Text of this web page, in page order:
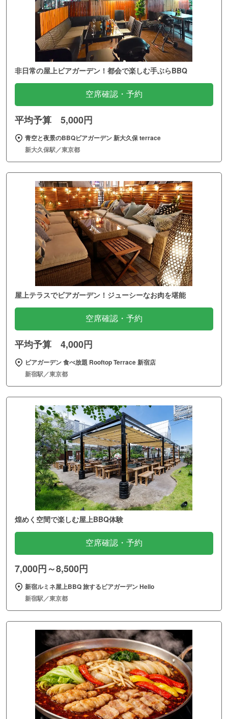
非日常の屋上ビアガーデン！都会で楽しむ手ぶらBBQ
空席確認・予約
平均予算 5,000円
青空と夜景のBBQビアガーデン 新大久保 terrace
新大久保駅／東京都
屋上テラスでビアガーデン！ジューシーなお肉を堪能
空席確認・予約
平均予算 4,000円
ビアガーデン 食べ放題 Rooftop Terrace 新宿店
新宿駅／東京都
煌めく空間で楽しむ屋上BBQ体験
空席確認・予約
7,000円～8,500円
新宿ルミネ屋上BBQ 旅するビアガーデン Hello
新宿駅／東京都